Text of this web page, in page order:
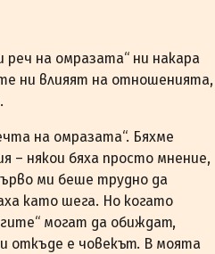
на омразата“ ни накара
ни влияят на отношенията,
на омразата“. Бяхме
– някои бяха просто мнение,
ми беше трудно да
като шега. Но когато
могат да обиждат,
откъде е човекът. В моята